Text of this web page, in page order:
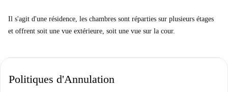
Factures de services publics tout compris : le prix mensuel indiqué
comprend tous les services publics et l'utilisation de tous les espaces
Nettoyage de la chambre : Chambre soigneusement nettoyée deux
Il s'agit d'une résidence, les chambres sont réparties sur plusieurs étages
et offrent soit une vue extérieure, soit une vue sur la cour.
Politiques d'Annulation